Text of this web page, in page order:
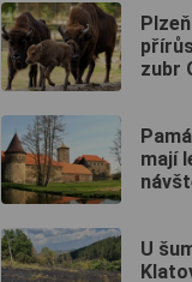
zubr
mají
U